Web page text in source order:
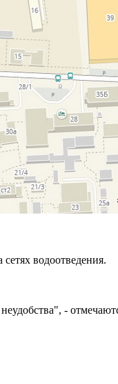
водоотведения.
-